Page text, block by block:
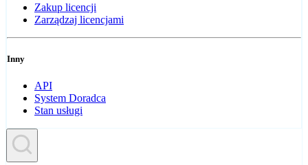
Zakup licencji
Zarządzaj licencjami
Inny
API
System Doradca
Stan usługi